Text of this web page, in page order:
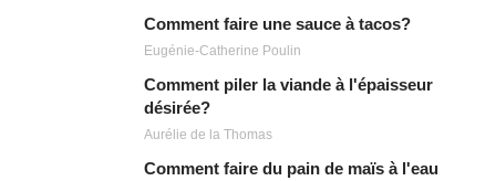
Comment faire une sauce à tacos?
Eugénie-Catherine Poulin
Comment piler la viande à l'épaisseur
désirée?
Aurélie de la Thomas
Comment faire du pain de maïs à l'eau